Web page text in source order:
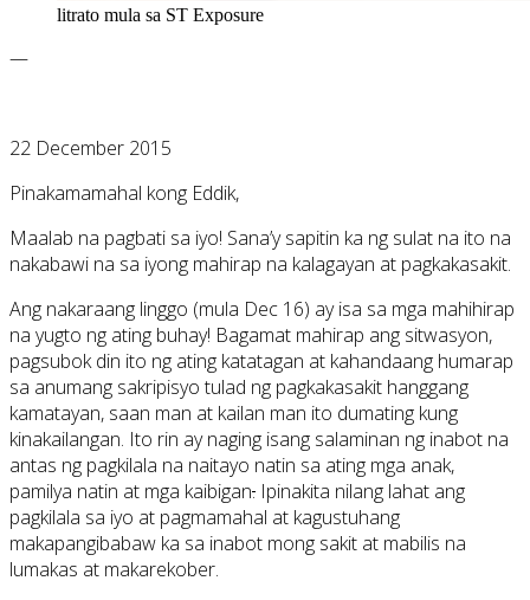
litrato mula sa ST Exposure
—
22 December 2015
Pinakamamahal kong Eddik,
Maalab na pagbati sa iyo! Sana’y sapitin ka ng sulat na ito na
nakabawi na sa iyong mahirap na kalagayan at pagkakasakit.
Ang nakaraang linggo (mula Dec 16) ay isa sa mga mahihirap
na yugto ng ating buhay! Bagamat mahirap ang sitwasyon,
pagsubok din ito ng ating katatagan at kahandaang humarap
sa anumang sakripisyo tulad ng pagkakasakit hanggang
kamatayan, saan man at kailan man ito dumating kung
kinakailangan. Ito rin ay naging isang salaminan ng inabot na
antas ng pagkilala na naitayo natin sa ating mga anak,
pamilya natin at mga kaibigan. Ipinakita nilang lahat ang
pagkilala sa iyo at pagmamahal at kagustuhang
makapangibabaw ka sa inabot mong sakit at mabilis na
lumakas at makarekober.